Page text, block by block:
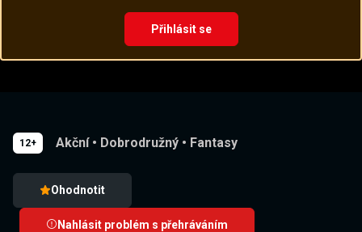
Přihlásit se
12+ Akční • Dobrodružný • Fantasy
Ohodnotit
Nahlásit problém s přehráváním